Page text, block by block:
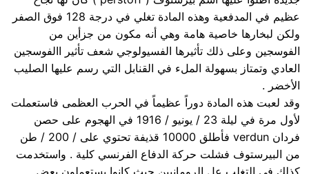
عظيم في المدفعية وهذه المادة تغلي في درجة 128 فوق الصفر
ولكن لبخارها خاصية هامة وهي أنه مكون من جزأين من
الفوسجين وعلى ذلك تأثيرها الفسيولوجي شعف تأثير االفوسجين
العادي وتمتاز بسهولة الملء في القنابل التي رسم عليها الصليب
الأخضر .
وقد لعبت هذه المادة دوراً عظيماً في الحرب العظمى فاستعملت
لأول مرة في ليلة 23 / يونيو / 1916 في الهجوم على حصن
فردان verdun فأطلق 10000 قذيفة تحتوي على / 200 / طن
من البيرستوف فشلت حركة الدفاع الفرنسي كلية . واستخدمت
كذلك في التغلب عل الرومانيين حيث كانوا يستعملون بعض